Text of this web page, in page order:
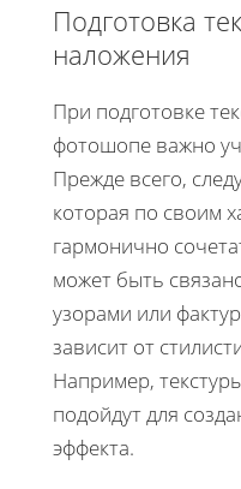
Подготовка
наложения
При подготовке
фотошопе важно
Прежде всего,
которая по своим
гармонично
может быть
узорами или
зависит от
Например,
подойдут для
эффекта.